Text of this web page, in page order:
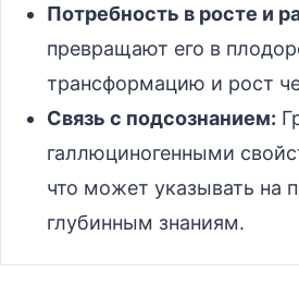
Потребность в росте и
превращают его в
трансформацию и рост
Связь с подсознанием:
галлюциногенными
что может указывать на
глубинным знаниям.